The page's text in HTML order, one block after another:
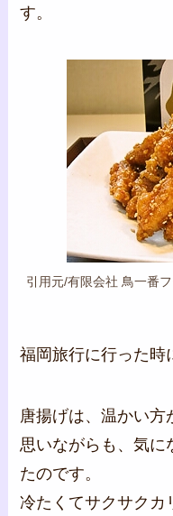
す。
引用元/有限会社 鳥一番
福岡旅行に行った時
唐揚げは、温かい方
思いながらも、気に
たのです。
冷たくてサクサクカ